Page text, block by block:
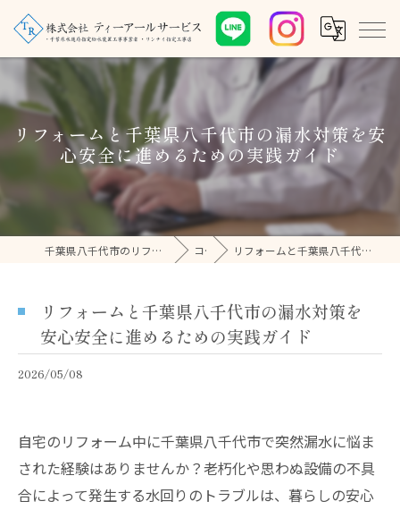
リフォームと千葉県八千代市の漏水対策を安
心安全に進めるための実践ガイド
千葉県八千代市のリフォームなら株式会社ティーアールサービス コラム リフォームと千葉県八千代市の漏水対策を安心安全に進めるための実践ガイド
リフォームと千葉県八千代市の漏水対策を
安心安全に進めるための実践ガイド
2026/05/08
自宅のリフォーム中に千葉県八千代市で突然漏水に悩ま
された経験はありませんか？老朽化や思わぬ設備の不具
合によって発生する水回りのトラブルは、暮らしの安心